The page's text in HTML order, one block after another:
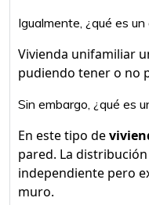
Igualmente, ¿qué es
Vivienda unifamiliar
pudiendo tener o no
Sin embargo, ¿qué es
En este tipo de
pared. La
independiente pero
muro.